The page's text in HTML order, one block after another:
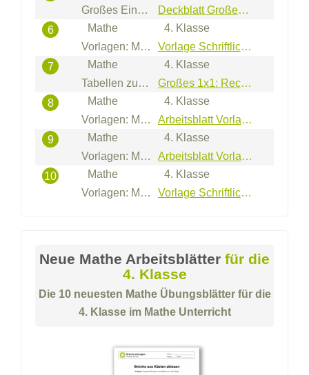
Großes Einmaleins: Verschiedene Aufgaben
Deckblatt Großes Einmaleins
6
Mathe
4. Klasse
Vorlagen: Mathe Subtraktion
Vorlage Schriftliche Subtraktion (1.000er - 3 Summanden)
7
Mathe
4. Klasse
Tabellen zum großen Einmaleins
Großes 1x1: Rechentabellen (Lücken-Mix - Zahlen 10-20)
8
Mathe
4. Klasse
Vorlagen: Mathe
Arbeitsblatt Vorlage: Koordinatensystem
9
Mathe
4. Klasse
Vorlagen: Mathe
Arbeitsblatt Vorlage: Rechenhäuser
10
Mathe
4. Klasse
Vorlagen: Mathe Subtraktion
Vorlage Schriftliche Subtraktion (10.000er - 2 Summanden)
Neue Mathe Arbeitsblätter für die
4. Klasse
Die 10 neuesten Mathe Übungsblätter für die
4. Klasse im Mathe Unterricht